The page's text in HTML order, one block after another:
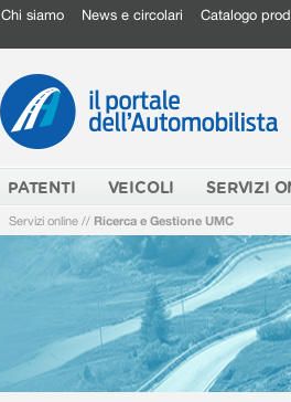
Chi siamo News e circolari Catalogo
PATENTI VEICOLI SERVIZI
Servizi online // Ricerca e Gestione UMC